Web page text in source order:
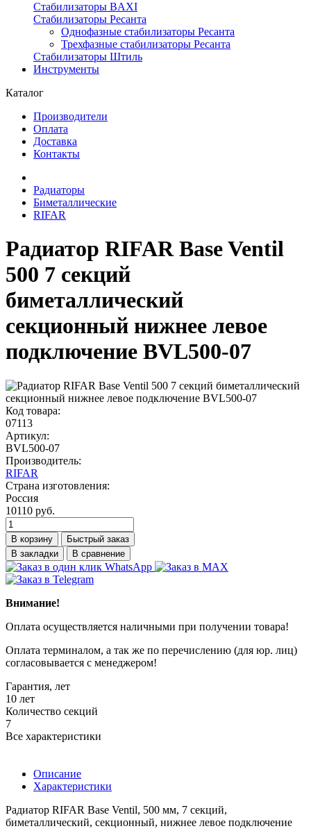
Стабилизаторы BAXI
Стабилизаторы Ресанта
Однофазные стабилизаторы Ресанта
Трехфазные стабилизаторы Ресанта
Стабилизаторы Штиль
Инструменты
Каталог
Производители
Оплата
Доставка
Контакты
Радиаторы
Биметаллические
RIFAR
Радиатор RIFAR Base Ventil
500 7 секций
биметаллический
секционный нижнее левое
подключение BVL500-07
Код товара:
07113
Артикул:
BVL500-07
Производитель:
RIFAR
Страна изготовления:
Россия
10110 руб.
В корзину
Быстрый заказ
В закладки
В сравнение
Внимание!
Оплата осуществляется наличными при получении товара!
Оплата терминалом, а так же по перечислению (для юр. лиц)
согласовывается с менеджером!
Гарантия, лет
10 лет
Количество секций
7
Все характеристики
Описание
Характеристики
Радиатор RIFAR Base Ventil, 500 мм, 7 секций,
биметаллический, секционный, нижнее левое подключение